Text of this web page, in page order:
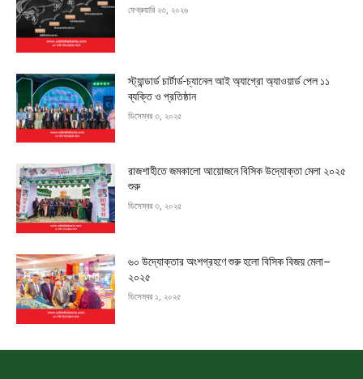
ফেব্রুয়ারি ২৩, ২০২৬
স্ট্যান্ডার্ড চার্টার্ড-চ্যানেল আই অ্যাগ্রো অ্যাওয়ার্ড পেল ১১
ব্যক্তি ও প্রতিষ্ঠান
ডিসেম্বর ৩, ২০২৫
রাজশাহীতে জমকালো আয়োজনে বিসিক উদ্যোক্তা মেলা ২০২৫
শুরু
ডিসেম্বর ৩, ২০২৫
৬০ উদ্যোক্তার অংশগ্রহণে শুরু হলো বিসিক বিজয় মেলা–
২০২৫
ডিসেম্বর ১, ২০২৫